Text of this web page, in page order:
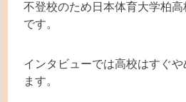
不登校のため日本体育大学柏高
です。
インタビューでは高校はすぐ
ます。